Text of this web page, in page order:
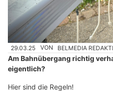
29.03.25 VON BELMEDIA
Am Bahnübergang richtig
eigentlich?
Hier sind die Regeln!